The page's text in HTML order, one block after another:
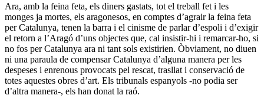
Ara, amb la feina feta, els diners gastats, tot el treball fet i les
monges ja mortes, els aragonesos, en comptes d’agrair la feina feta
per Catalunya, tenen la barra i el cinisme de parlar d’espoli i d’exigir
el retorn a l’Aragó d’uns objectes que, cal insistir-hi i remarcar-ho, si
no fos per Catalunya ara ni tant sols existirien. Òbviament, no diuen
ni una paraula de compensar Catalunya d’alguna manera per les
despeses i enrenous provocats pel rescat, trasllat i conservació de
totes aquestes obres d’art. Els tribunals espanyols -no podia ser
d’altra manera-, els han donat la raó.